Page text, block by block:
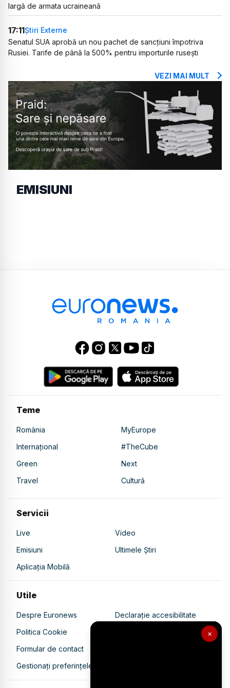
×
largă de armata ucraineană
17:11Știri Externe
Senatul SUA aprobă un nou pachet de sancțiuni împotriva
Rusiei. Tarife de până la 500% pentru importurile rusești
VEZI MAI MULT
EMISIUNI
Teme
România
MyEurope
Internațional
#TheCube
Green
Next
Travel
Cultură
Servicii
Live
Video
Emisiuni
Ultimele Știri
Aplicația Mobilă
Utile
Despre Euronews
Declarație accesibilitate
Politica Cookie
Politica de confidențialitate
Formular de contact
Gestionați preferințele